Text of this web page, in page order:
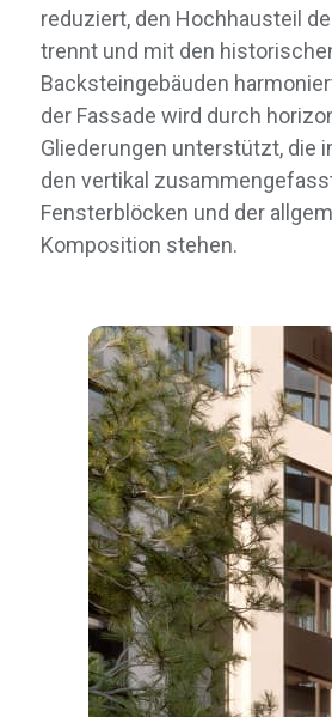
reduziert, den Hochhausteil
trennt und mit den
Backsteingebäuden
der Fassade wird durch
Gliederungen unterstützt, die
den vertikal
Fensterblöcken und der
Komposition stehen.